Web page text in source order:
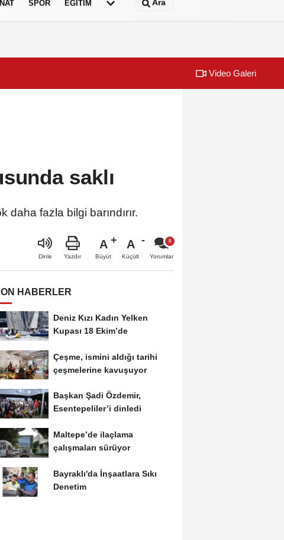
SPOR EĞİTİM Ara
Bayraklı'da
Video Galeri
saklı
fazla bilgi barındırır.
Dinle Yazdır
A
Büyüt
A
Küçült Yorumlar
HABERLER
Deniz Kızı Kadın Yelken
Kupası 18 Ekim’de
Çeşme, ismini aldığı tarihi
çeşmelerine kavuşuyor
Başkan Şadi Özdemir,
Esentepeliler’i dinledi
Maltepe’de ilaçlama
çalışmaları sürüyor
Bayraklı'da İnşaatlara Sıkı
Denetim